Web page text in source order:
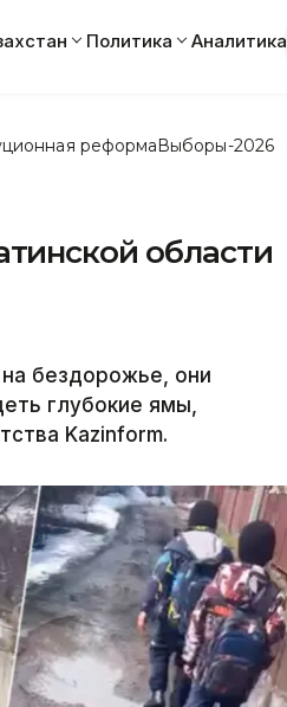
Политика Аналитика
реформаВыборы-2026
области
бездорожье, они
глубокие ямы,
Kazinform.